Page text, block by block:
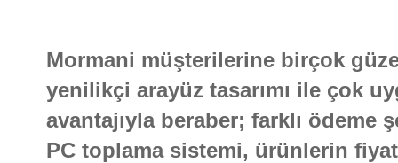
Mormani müşterilerine birçok
yenilikçi arayüz tasarımı ile çok
avantajıyla beraber; farklı
PC toplama sistemi, ürünlerin